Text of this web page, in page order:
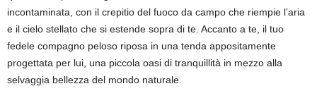
incontaminata, con il crepitio del fuoco da campo che riempie l’aria
e il cielo stellato che si estende sopra di te. Accanto a te, il tuo
fedele compagno peloso riposa in una tenda appositamente
progettata per lui, una piccola oasi di tranquillità in mezzo alla
selvaggia bellezza del mondo naturale.